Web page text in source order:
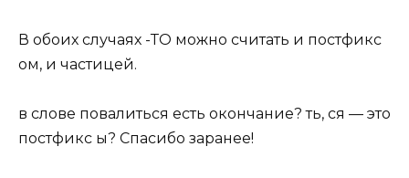
В обоих случаях -ТО можно считать и постфикс
ом, и частицей.
в слове повалиться есть окончание? ть, ся — это
постфикс ы? Спасибо заранее!